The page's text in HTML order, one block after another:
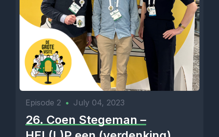
Episode 2 • July 04, 2023
26. Coen Stegeman –